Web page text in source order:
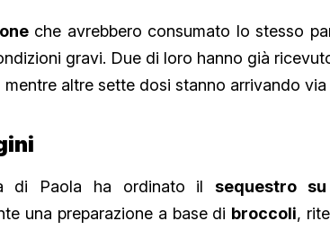
che avrebbero consumato lo stesso
gravi. Due di loro hanno già
mentre altre sette dosi stanno arrivando
di Paola ha ordinato ilsequestro
una preparazione a base di broccoli,